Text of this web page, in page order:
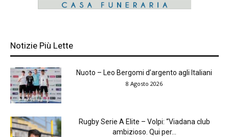
Notizie Più Lette
Nuoto – Leo Bergomi d’argento agli Italiani
8 Agosto 2026
Rugby Serie A Elite – Volpi: “Viadana club
ambizioso. Qui per...